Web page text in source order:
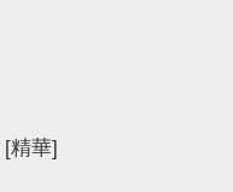
[精華]